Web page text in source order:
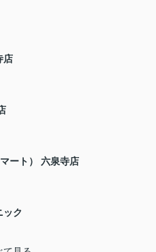
店
ート） 六泉寺店
ック